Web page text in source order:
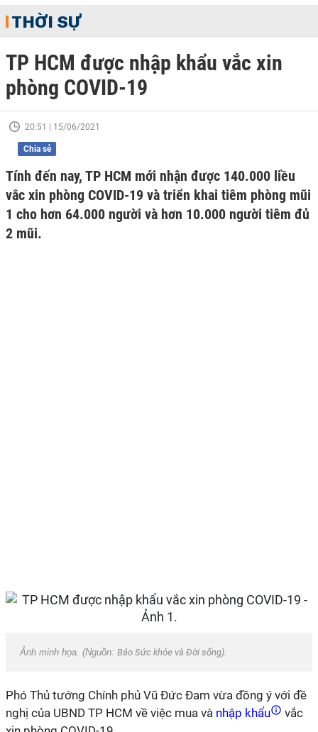
THỜI SỰ
TP HCM được nhập khẩu vắc xin
phòng COVID-19
20:51 | 15/06/2021
Chia sẻ
Tính đến nay, TP HCM mới nhận được 140.000 liều
vắc xin phòng COVID-19 và triển khai tiêm phòng mũi
1 cho hơn 64.000 người và hơn 10.000 người tiêm đủ
2 mũi.
Ảnh minh họa. (Nguồn: Báo Sức khỏe và Đời sống).
Phó Thủ tướng Chính phủ Vũ Đức Đam vừa đồng ý với đề
nghị của UBND TP HCM về việc mua và nhập khẩu
vắc